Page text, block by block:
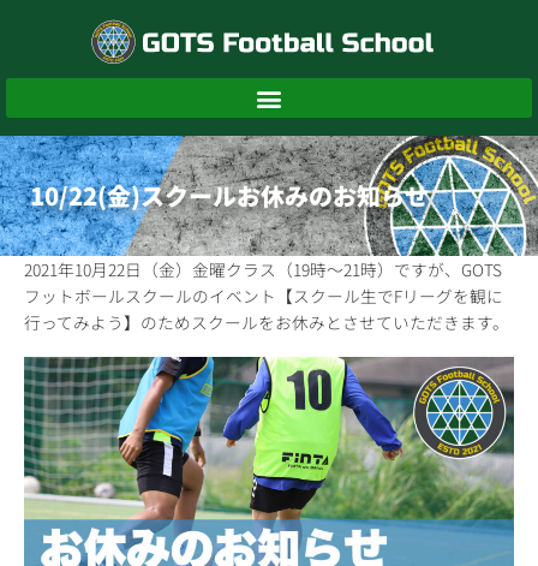
キ
ッ
プ
10/22(金)スクールお休みのお知らせ
2021年10月22日（金）金曜クラス（19時～21時）ですが、GOTS
フットボールスクールのイベント【スクール生でFリーグを観に
行ってみよう】のためスクールをお休みとさせていただきます。